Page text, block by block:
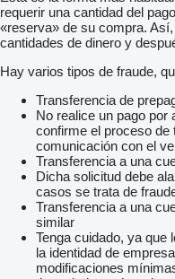
requerir una cantidad del
«reserva» de su compra.
cantidades de dinero y
Hay varios tipos de fraude,
Transferencia de
No realice un pago por
confirme el proceso de
comunicación con el
Transferencia a una
Dicha solicitud debe
casos se trata de
Transferencia a una
similar
Tenga cuidado, ya que
la identidad de
modificaciones